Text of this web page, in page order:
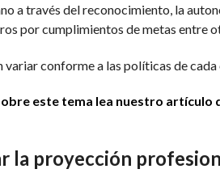
a través del reconocimiento, la
por cumplimientos de metas entre
variar conforme a las políticas de
este tema lea nuestro artículo
la proyección